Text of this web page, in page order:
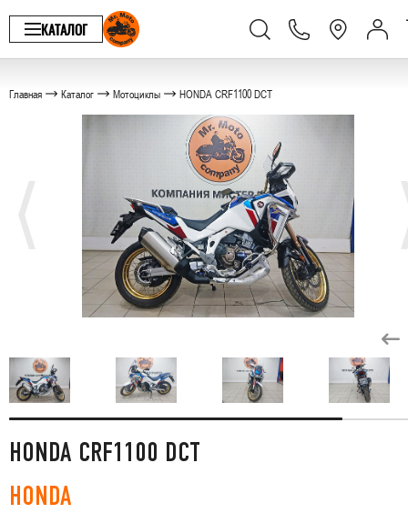
КАТАЛОГ
Главная Каталог Мотоциклы HONDA CRF1100 DCT
HONDA CRF1100 DCT
HONDA